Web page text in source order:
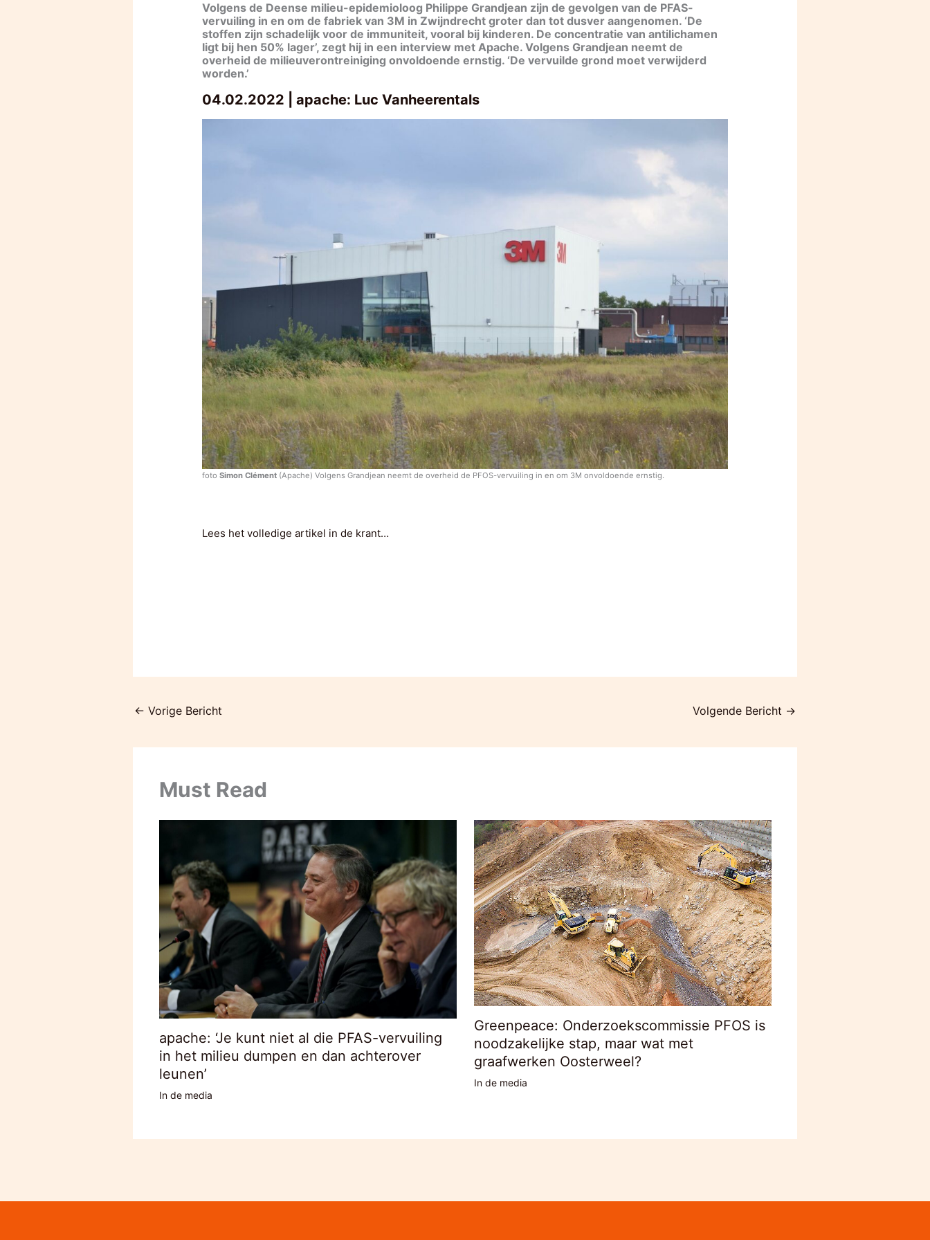
Volgens de Deense milieu-epidemioloog Philippe Grandjean zijn de gevolgen van de PFAS-
vervuiling in en om de fabriek van 3M in Zwijndrecht groter dan tot dusver aangenomen. ‘De
stoffen zijn schadelijk voor de immuniteit, vooral bij kinderen. De concentratie van antilichamen
ligt bij hen 50% lager’, zegt hij in een interview met Apache. Volgens Grandjean neemt de
overheid de milieuverontreiniging onvoldoende ernstig. ‘De vervuilde grond moet verwijderd
worden.’
04.02.2022 | apache: Luc Vanheerentals
foto Simon Clément (Apache) Volgens Grandjean neemt de overheid de PFOS-vervuiling in en om 3M onvoldoende ernstig.
Lees het volledige artikel in de krant…
← Vorige Bericht Volgende Bericht →
Must Read
apache: ‘Je kunt niet al die PFAS-vervuiling
in het milieu dumpen en dan achterover
leunen’
In de media
Greenpeace: Onderzoekscommissie PFOS is
noodzakelijke stap, maar wat met
graafwerken Oosterweel?
In de media